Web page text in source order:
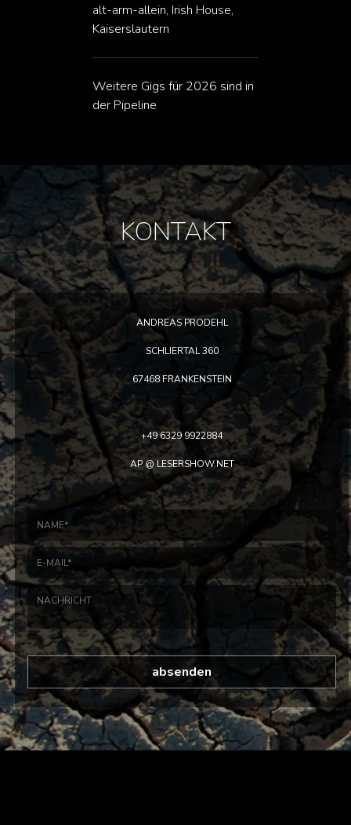
alt-arm-allein, Irish House,
Kaiserslautern
Weitere Gigs für 2026 sind in
der Pipeline
KONTAKT
ANDREAS PRODEHL
SCHLIERTAL 360
67468 FRANKENSTEIN
+49 6329 9922884
AP @ LESERSHOW.NET
absenden